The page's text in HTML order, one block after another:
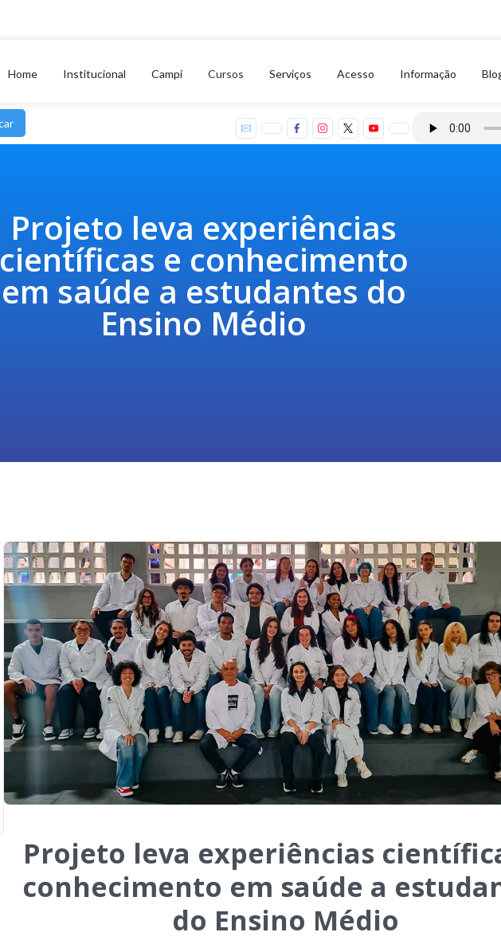
Home Institucional Campi Cursos Serviços Acesso Informação
Projeto leva experiências
científicas e conhecimento
em saúde a estudantes do
Ensino Médio
Projeto leva experiências
conhecimento em saúde a
do Ensino Médio